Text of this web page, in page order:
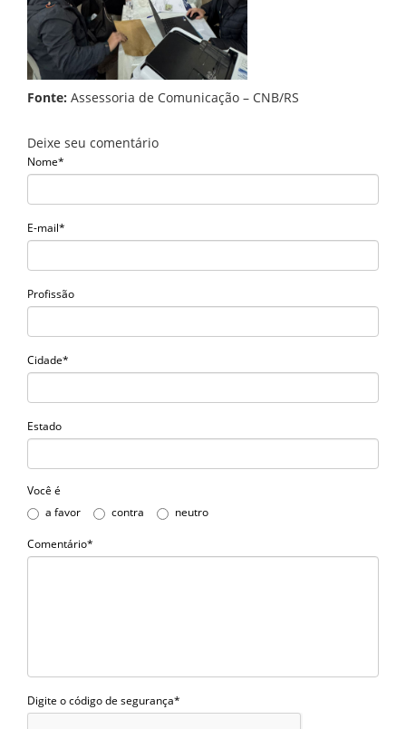
Fonte: Assessoria de Comunicação – CNB/RS
Deixe seu comentário
Nome*
E-mail*
Profissão
Cidade*
Estado
Você é
a favor
contra neutro
Comentário*
Digite o código de segurança*